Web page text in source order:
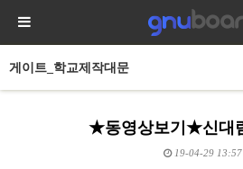
게이트_학교제작대문
★동영상보기★신대
19-04-29 13:57